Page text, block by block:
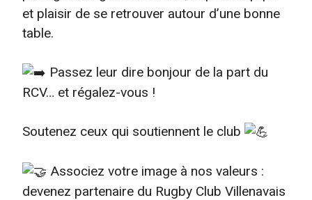
et plaisir de se retrouver autour d’une bonne
table.
Passez leur dire bonjour de la part du
RCV… et régalez-vous !
Soutenez ceux qui soutiennent le club
Associez votre image à nos valeurs :
devenez partenaire du Rugby Club Villenavais